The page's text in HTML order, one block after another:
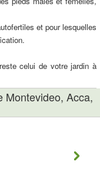
et pour lesquelles
celui de votre jardin à
Montevideo, Acca,